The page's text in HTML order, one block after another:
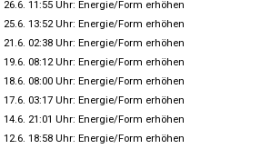
26.6. 11:55 Uhr: Energie/Form erhöhen
25.6. 13:52 Uhr: Energie/Form erhöhen
21.6. 02:38 Uhr: Energie/Form erhöhen
19.6. 08:12 Uhr: Energie/Form erhöhen
18.6. 08:00 Uhr: Energie/Form erhöhen
17.6. 03:17 Uhr: Energie/Form erhöhen
14.6. 21:01 Uhr: Energie/Form erhöhen
12.6. 18:58 Uhr: Energie/Form erhöhen